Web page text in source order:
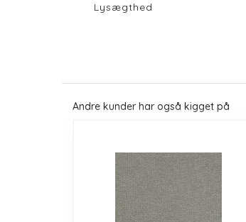
Lysægthed
Andre kunder har også kigget på